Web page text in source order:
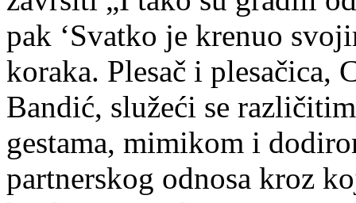
pak ‘Svatko je krenuo
koraka. Plesač i plesačica,
Bandić, služeći se
gestama, mimikom i
partnerskog odnosa kroz